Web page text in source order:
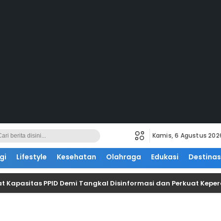
Kamis, 6 Agustus
Lifestyle Kesehatan Olahraga Edukasi
Kapasitas PPID Demi Tangkal Disinformasi dan Perkuat